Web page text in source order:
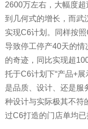
2600万左右，大幅度
到几何式的增长，而武
实现C6计划。同样按
导致停工停产40天的
的奇迹，同比实现超
托于C6计划下“产品+
是品质、设计、还是服
种设计与实际极其不符
过C6打造的门店单均已